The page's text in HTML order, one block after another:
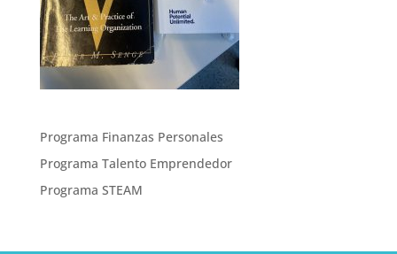
Programa Finanzas Personales
Programa Talento Emprendedor
Programa STEAM